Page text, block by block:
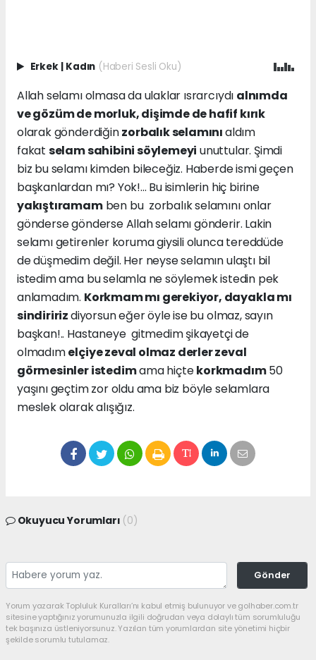
Erkek Kadın (Haberi Sesli Oku)
Allah selamı olmasa da ulaklar ısrarcıydı alnımda
ve gözüm de morluk, dişimde de hafif kırık
olarak gönderdiğinzorbalık selamınıaldım
fakat selam sahibini söylemeyi unuttular. Şimdi
biz bu selamı kimden bileceğiz. Haberde ismi geçen
başkanlardan mı? Yok!... Bu isimlerin hiç birine
yakıştıramamben bu zorbalık selamını onlar
gönderse gönderse Allah selamı gönderir. Lakin
selamı getirenler koruma giysili olunca tereddüde
de düşmedim değil. Her neyse selamın ulaştı bil
istedim ama bu selamla ne söylemek istedin pek
anlamadım. Korkmam mı gerekiyor, dayakla mı
sindiririzdiyorsun eğer öyle ise bu olmaz, sayın
başkan!.. Hastaneye gitmedim şikayetçi de
olmadımelçiye zeval olmaz derler zeval
görmesinler istedimama hiçtekorkmadım50
yaşını geçtim zor oldu ama biz böyle selamlara
meslek olarak alışığız.
Okuyucu Yorumları (0)
Gönder
Yorum yazarak Topluluk Kuralları’nı kabul etmiş bulunuyor ve golhaber.com.tr
sitesine yaptığınız yorumunuzla ilgili doğrudan veya dolaylı tüm sorumluluğu
tek başınıza üstleniyorsunuz. Yazılan tüm yorumlardan site yönetimi hiçbir
şekilde sorumlu tutulamaz.